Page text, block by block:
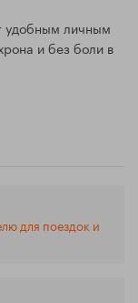
удобным личным
и без боли в
для поездок и